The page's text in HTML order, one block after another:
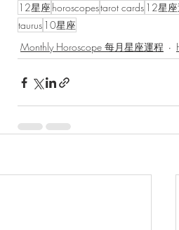
12星座 horoscopestarot cards 12星
taurus 10星座
Monthly Horoscope 每月星座運程